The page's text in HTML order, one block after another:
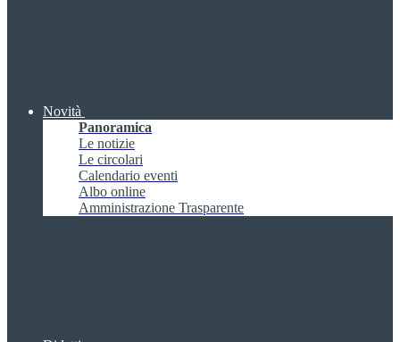
Novità
Panoramica
Le notizie
Le circolari
Calendario eventi
Albo online
Amministrazione Trasparente